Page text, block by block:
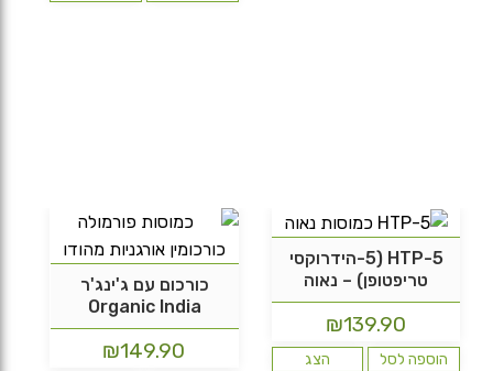
5-HTP (5-הידרוקסי
טריפטופן) – נאוה
₪139.90
הוספה לסל הצג
כורכום עם ג'ינג'ר
Organic India
₪149.90